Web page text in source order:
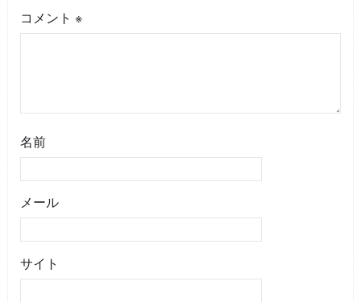
コメント ※
名前
メール
サイト